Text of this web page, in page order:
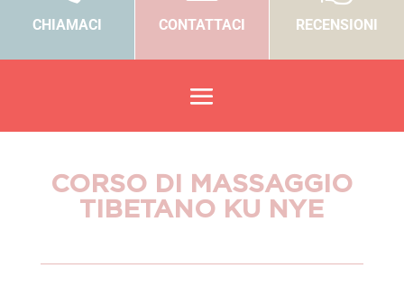
CHIAMACI CONTATTACI RECENSIONI
CORSO DI MASSAGGIO
TIBETANO KU NYE